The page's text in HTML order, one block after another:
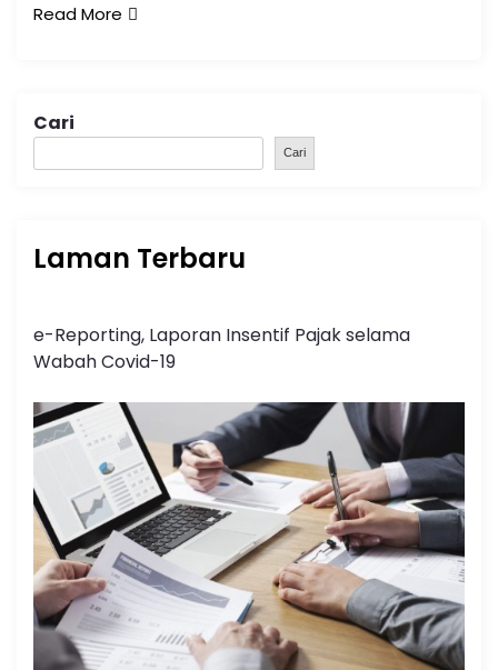
Read More
Cari
Cari
Laman Terbaru
e-Reporting, Laporan Insentif Pajak selama
Wabah Covid-19